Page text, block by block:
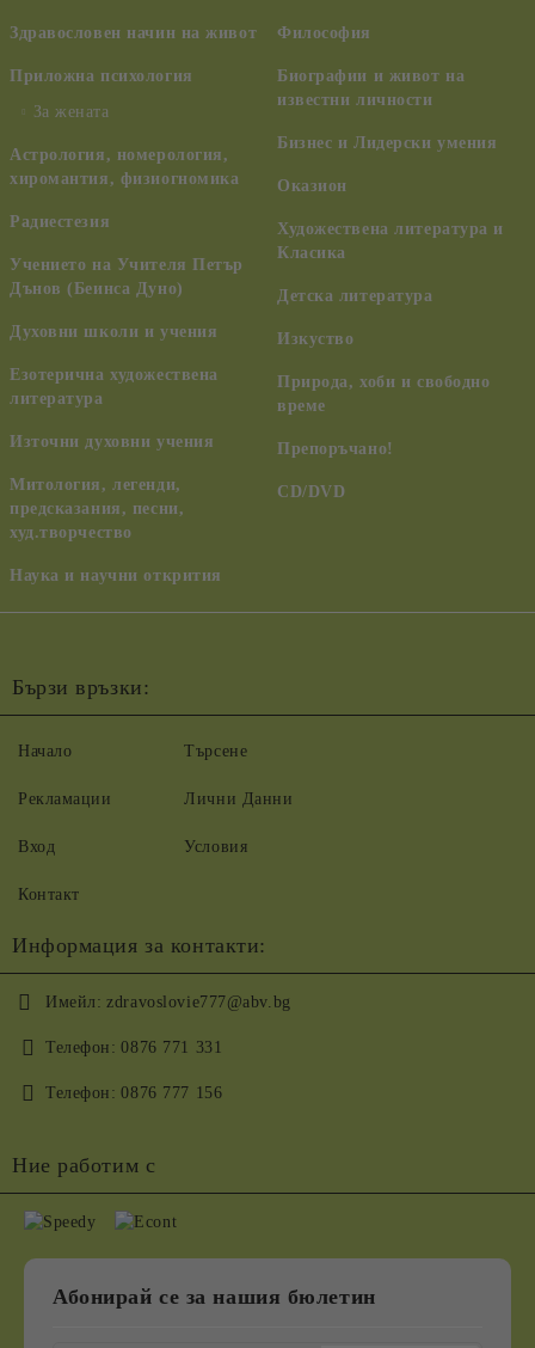
Здравословен начин на живот
Приложна психология
За жената
Астрология, номерология,
хиромантия, физиогномика
Радиестезия
Учението на Учителя Петър
Дънов (Беинса Дуно)
Духовни школи и учения
Езотерична художествена
литература
Източни духовни учения
Митология, легенди,
предсказания, песни,
худ.творчество
Наука и научни открития
Философия
Биографии и живот на
известни личности
Бизнес и Лидерски умения
Оказион
Художествена литература и
Класика
Детска литература
Изкуство
Природа, хоби и свободно
време
Препоръчано!
CD/DVD
Бързи връзки:
Начало
Рекламации
Вход
Контакт
Търсене
Лични Данни
Условия
Информация за контакти:
Имейл: zdravoslovie777@abv.bg
Телефон: 0876 771 331
Телефон: 0876 777 156
Ние работим с
Абонирай се за нашия бюлетин